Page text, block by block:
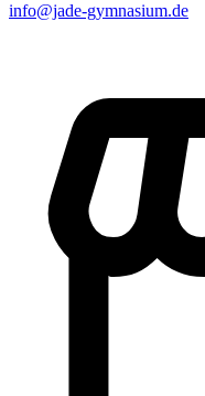
info@jade-gymnasium.de